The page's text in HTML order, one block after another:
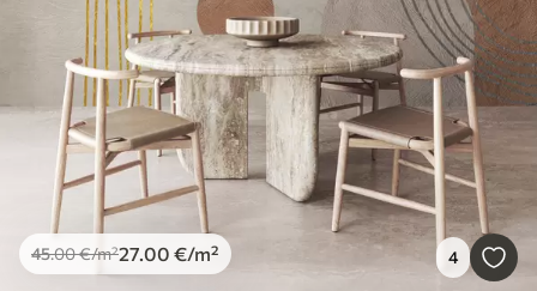
45.00€/m²27.00 €/m² 4